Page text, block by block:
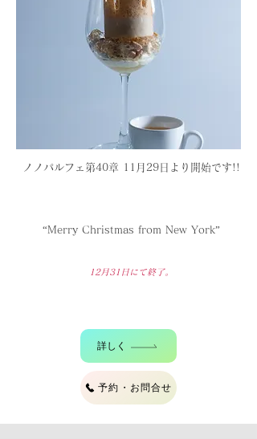
ノノパルフェ第40章 11月29日より開始です!!
“Merry Christmas from New York”
12月31 日にて終了。
詳しく
予約・お問合せ